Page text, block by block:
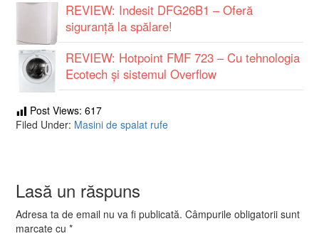
REVIEW: Indesit DFG26B1 – Oferă
siguranță la spălare!
REVIEW: Hotpoint FMF 723 – Cu tehnologia
Ecotech şi sistemul Overflow
Post Views: 617
Filed Under: Masini de spalat rufe
Lasă un răspuns
Adresa ta de email nu va fi publicată. Câmpurile obligatorii sunt
marcate cu*